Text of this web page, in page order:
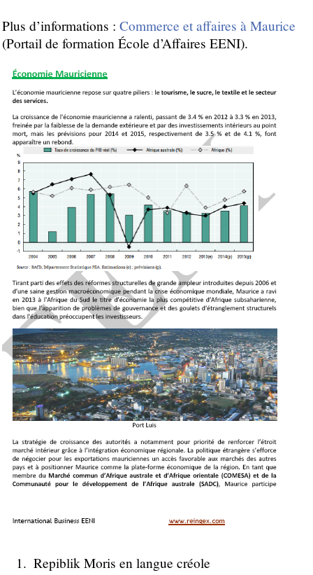
Plus d’informations : Commerce et affaires à Maurice
(Portail de formation École d’Affaires EENI).
Repiblik Moris en langue créole